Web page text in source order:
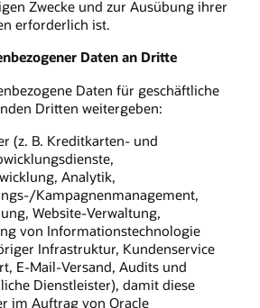
Zwecke und zur Ausübung ihrer
erforderlich ist.
Daten an Dritte
Daten für geschäftliche
Dritten weitergeben:
(z. B. Kreditkarten- und
Analytik,
Kampagnenmanagement,
Website-Verwaltung,
von Informationstechnologie
Infrastruktur, Kundenservice
E-Mail-Versand, Audits und
Dienstleister), damit diese
im Auftrag von Oracle